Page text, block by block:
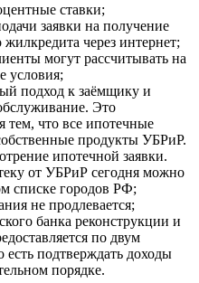
ставки;
заявки на получение
жилкредита через интернет;
могут рассчитывать на
условия;
подход к заёмщику и
Это
тем, что все ипотечные
продукты УБРиР.
ипотечной заявки.
от УБРиР сегодня можно
списке городов РФ;
не продлевается;
банка реконструкции и
по двум
есть подтверждать доходы
порядке.